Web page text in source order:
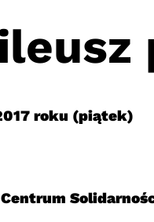
roku (piątek)